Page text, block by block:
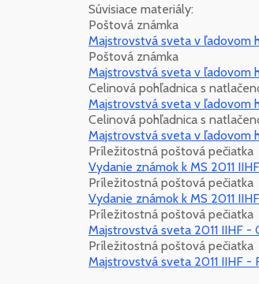
Súvisiace materiály:
Poštová známka
Majstrovstvá sveta v ľadovom
Poštová známka
Majstrovstvá sveta v ľadovom
Celinová pohľadnica s
Majstrovstvá sveta v ľadovom
Celinová pohľadnica s
Majstrovstvá sveta v ľadovom
Príležitostná poštová pečiatka
Vydanie známok k MS 2011
Príležitostná poštová pečiatka
Vydanie známok k MS 2011
Príležitostná poštová pečiatka
Majstrovstvá sveta 2011 IIHF
Príležitostná poštová pečiatka
Majstrovstvá sveta 2011 IIHF -